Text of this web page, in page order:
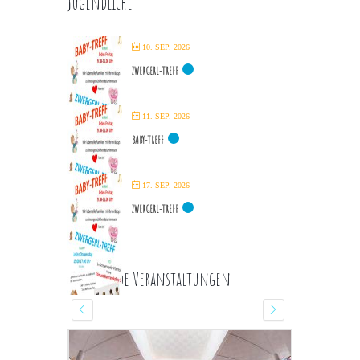
10. SEP. 2026
ZWERGERL-TREFF
11. SEP. 2026
BABY-TREFF
17. SEP. 2026
ZWERGERL-TREFF
Kommende Veranstaltungen